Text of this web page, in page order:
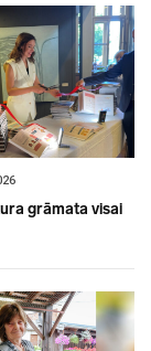
grāmata visai